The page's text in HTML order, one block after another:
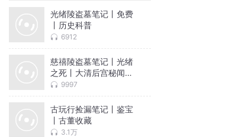
光绪陵盗墓笔记丨免费
丨历史科普
6912
慈禧陵盗墓笔记丨光绪
之死丨大清后宫秘闻丨
十大谜案
9997
古玩行捡漏笔记丨鉴宝
丨古董收藏
3.1万